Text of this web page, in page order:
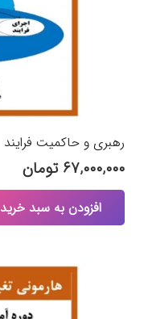
رهبری و حاکمیت فرایند
۶۷,۰۰۰,۰۰۰ تومان
افزودن به سبد خرید